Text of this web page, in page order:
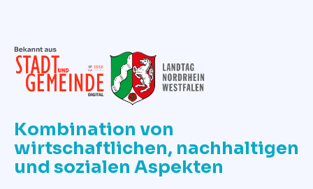
Kombination von
wirtschaftlichen, nachhaltigen
und sozialen Aspekten